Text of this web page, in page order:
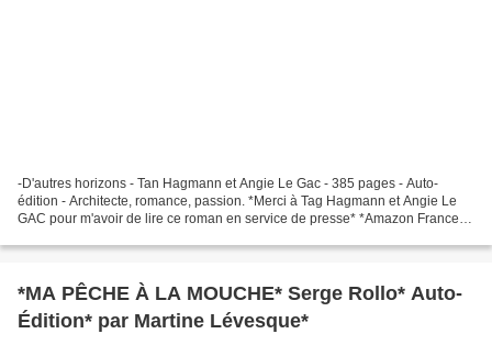
-D'autres horizons - Tan Hagmann et Angie Le Gac - 385 pages - Auto-
édition - Architecte, romance, passion. *Merci à Tag Hagmann et Angie Le
GAC pour m'avoir de lire ce roman en service de presse* *Amazon France*
*MA PÊCHE À LA MOUCHE* Serge Rollo* Auto-
Édition* par Martine Lévesque*